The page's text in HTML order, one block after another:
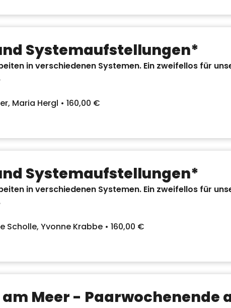
Systemaufstellungen*
in verschiedenen Systemen. Ein zweifellos für
Maria Hergl • 160,00 €
Systemaufstellungen*
in verschiedenen Systemen. Ein zweifellos für
Scholle, Yvonne Krabbe • 160,00 €
Meer - Paarwochenende